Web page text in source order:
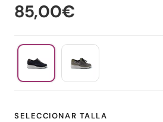
85,00€
SELECCIONAR TALLA